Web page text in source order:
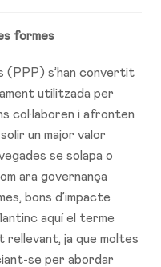
formes
(PPP) s’han convertit
utilitzada per
col·laboren i afronten
un major valor
se solapa o
ara governança
bons d’impacte
aquí el terme
rellevant, ja que moltes
se per abordar